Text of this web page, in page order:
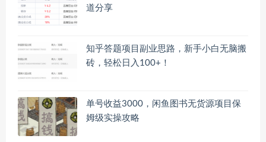
道分享
知乎答题项目副业思路，新手小白无脑搬
砖，轻松日入100+！
单号收益3000，闲鱼图书无货源项目保
姆级实操攻略